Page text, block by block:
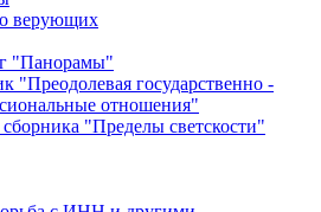
верующих
"Панорамы"
"Преодолевая государственно -
отношения"
"Пределы светскости"